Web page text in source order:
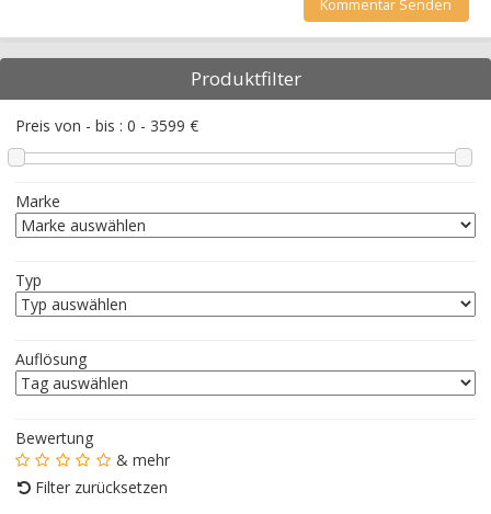
Produktfilter
Preis von - bis : 0 - 3599 €
Marke
Typ
Auflösung
Bewertung
& mehr
Filter zurücksetzen